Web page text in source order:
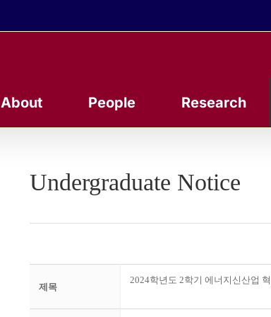
About People Research
Undergraduate Notice
제목
2024학년도 2학기 에너지신산업